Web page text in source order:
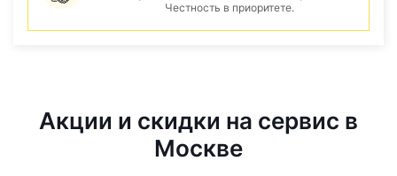
Честность в приоритете.
Акции и скидки на сервис в
Москве